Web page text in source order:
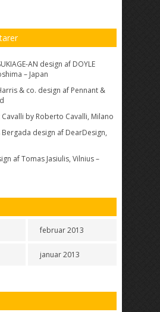
AN design af DOYLE
– Japan
& co. design af Pennant &
Cavalli by Roberto Cavalli, Milano
Bergada design af DearDesign,
af Tomas Jasiulis, Vilnius –
februar 2013
januar 2013